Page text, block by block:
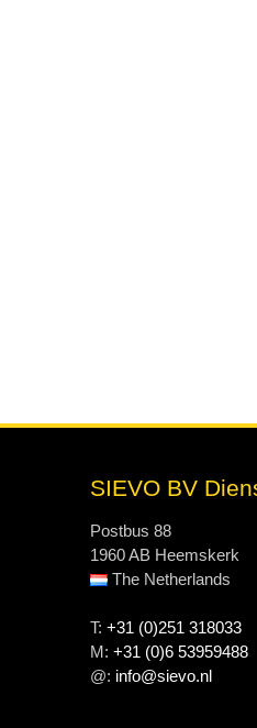
SIEVO BV
Postbus 88
1960 AB Heemskerk
The Netherlands
T: +31 (0)251 318033
M: +31 (0)6 53959488
@: info@sievo.nl